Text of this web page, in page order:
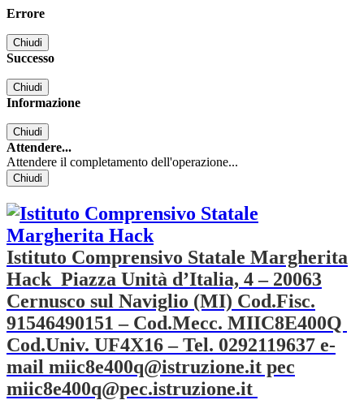
Errore
Chiudi
Successo
Chiudi
Informazione
Chiudi
Attendere...
Attendere il completamento dell'operazione...
Chiudi
Istituto Comprensivo Statale Margherita
Hack Piazza Unità d’Italia, 4 – 20063
Cernusco sul Naviglio (MI) Cod.Fisc.
91546490151 – Cod.Mecc. MIIC8E400Q
Cod.Univ. UF4X16 – Tel. 0292119637 e-
mail miic8e400q@istruzione.it pec
miic8e400q@pec.istruzione.it